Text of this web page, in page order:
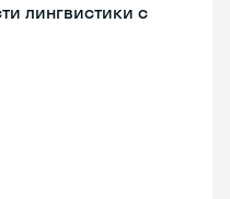
лингвистики с